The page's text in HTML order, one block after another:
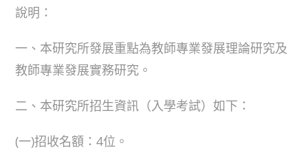
說明：
一、本研究所發展重點為教師專業發展理論研究及
教師專業發展實務研究。
二、本研究所招生資訊（入學考試）如下：
(一)招收名額：4位。